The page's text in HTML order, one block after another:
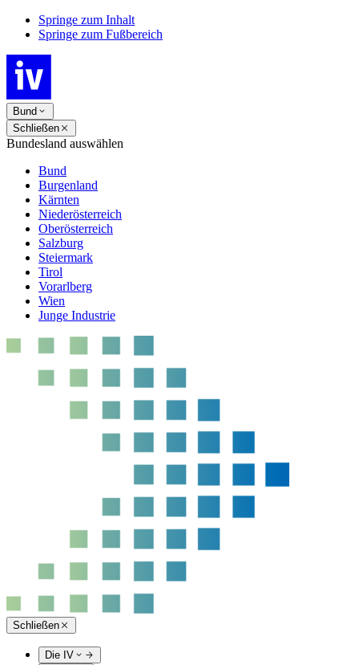
Springe zum Inhalt
Springe zum Fußbereich
Bund
Schließen
Bundesland auswählen
Bund
Burgenland
Kärnten
Niederösterreich
Oberösterreich
Salzburg
Steiermark
Tirol
Vorarlberg
Wien
Junge Industrie
Schließen
Die IV